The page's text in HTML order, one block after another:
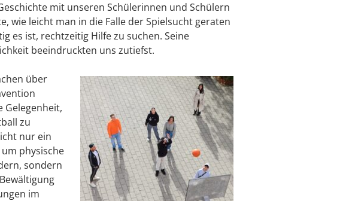
mit unseren Schülerinnen und Schülern
wie leicht man in die Falle der Spielsucht geraten
es ist, rechtzeitig Hilfe zu suchen. Seine
beeindruckten uns zutiefst.
über
Gelegenheit,
zu
nur ein
physische
sondern
im